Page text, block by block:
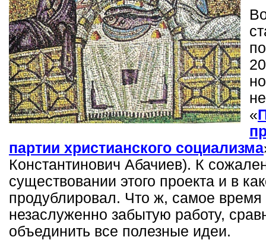
«
партии христианского социализма
Константинович Абачиев). К
существовании этого проекта и в
продублировал. Что ж, самое время
незаслуженно забытую работу,
объединить все полезные идеи.